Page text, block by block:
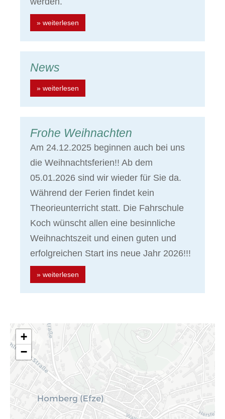
» weiterlesen
News
» weiterlesen
Frohe Weihnachten
Am 24.12.2025 beginnen auch bei uns
die Weihnachtsferien!! Ab dem
05.01.2026 sind wir wieder für Sie da.
Während der Ferien findet kein
Theorieunterricht statt. Die Fahrschule
Koch wünscht allen eine besinnliche
Weihnachtszeit und einen guten und
erfolgreichen Start ins neue Jahr 2026!!!
» weiterlesen
+
−